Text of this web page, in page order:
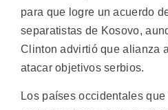
para que logre un acuerdo
separatistas de Kosovo,
Clinton advirtió que alianza
atacar objetivos serbios.
Los países occidentales